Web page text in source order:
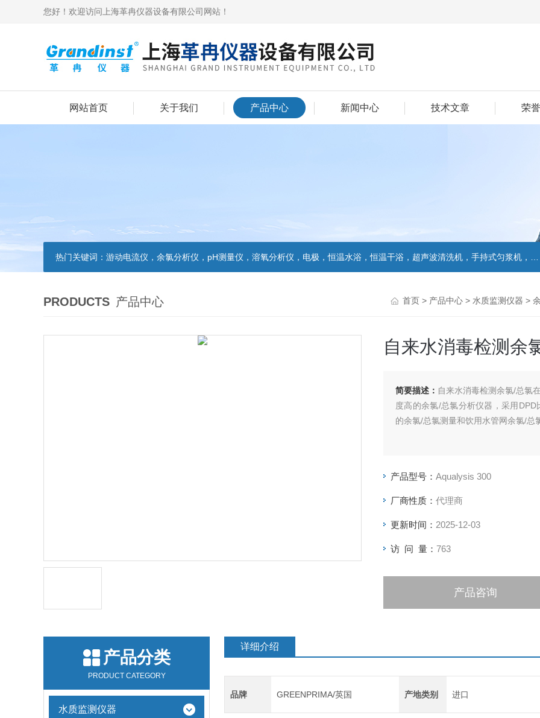
您好！欢迎访问上海革冉仪器设备有限公司网站！
网站首页 关于我们 产品中心 新闻中心 技术文章 荣
热门关键词： 游动电流仪，余氯分析仪，pH测量仪，溶氧分析仪，电极，恒温水浴，恒温干浴，超声波清洗机，手持式匀浆机，匀浆分散机,
PRODUCTS 产品中心 首页 > 产品中心 > 水质监测仪器 >
自来水消毒检测余
简要描述： 自来水消毒检测余氯/总氯
度高的余氯/总氯分析仪器，采用
的余氯/总氯测量和饮用水管网余氯/总
产品型号： Aqualysis 300
厂商性质： 代理商
更新时间： 2025-12-03
访 问 量： 763
产品咨询
产品分类
PRODUCT CATEGORY
水质监测仪器
详细介绍
品牌 GREENPRIMA/英国 产地类别 进口